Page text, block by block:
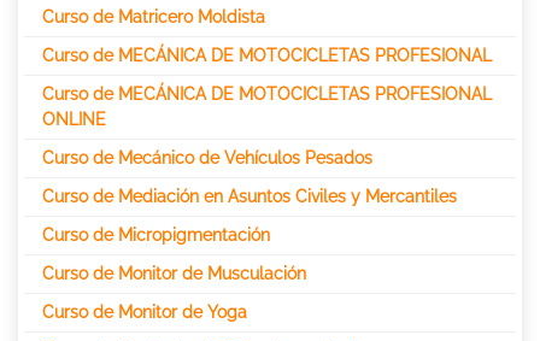
Curso de Matricero Moldista
Curso de MECÁNICA DE MOTOCICLETAS PROFESIONAL
Curso de MECÁNICA DE MOTOCICLETAS PROFESIONAL
ONLINE
Curso de Mecánico de Vehículos Pesados
Curso de Mediación en Asuntos Civiles y Mercantiles
Curso de Micropigmentación
Curso de Monitor de Musculación
Curso de Monitor de Yoga